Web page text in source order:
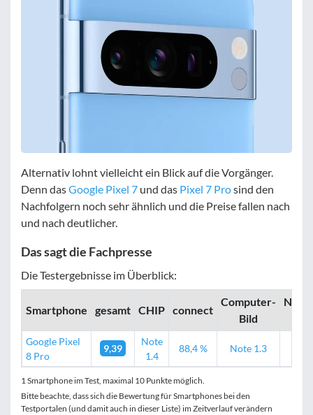
Alternativ lohnt vielleicht ein Blick auf die Vorgänger.
Denn dasGoogle Pixel 7 und das Pixel 7 Prosind den
Nachfolgern noch sehr ähnlich und die Preise fallen nach
und nach deutlicher.
Das sagt die Fachpresse
Die Testergebnisse im Überblick:
Smartphone gesamt CHIP connect
Computer­­
Bild
Google Pixel
8 Pro
9,39
Note
1.4
88,4 % Note 1.3
1 Smartphone im Test, maximal 10 Punkte möglich.
Bitte beachte, dass sich die Bewertung für Smartphones bei den
Testportalen (und damit auch in dieser Liste) im Zeitverlauf verändern